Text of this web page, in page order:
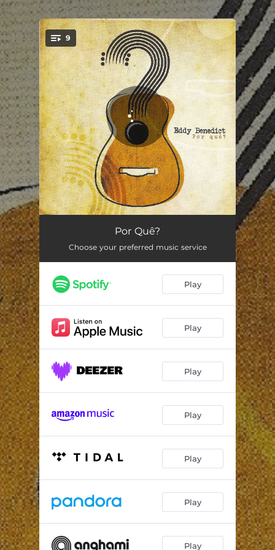
You're all set!
9
Amor de Madrugada 04:08
So Long 03:58
Soy Yo 03:39
No Meio do Coração 03:59
Beira Mar 03:09
The Now 04:19
Por Quê?
Choose your preferred music service
Play
Play
Play
Play
Play
Play
Play
.